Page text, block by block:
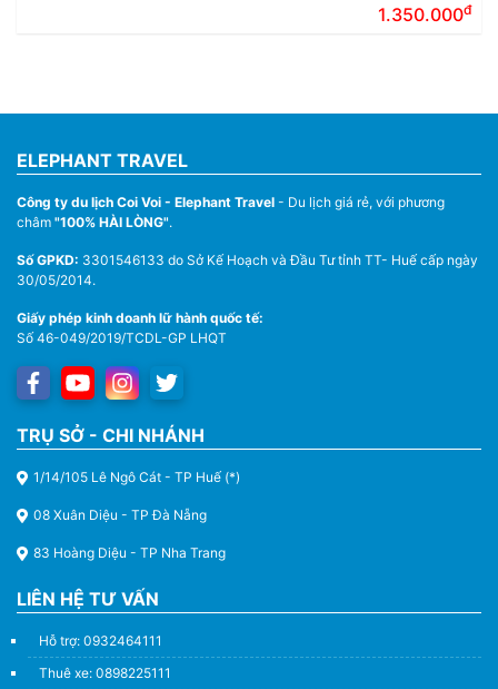
1.350.000đ
ELEPHANT TRAVEL
Công ty du lịch Coi Voi - Elephant Travel - Du lịch giá rẻ, với phương
châm "100% HÀI LÒNG".
Số GPKD: 3301546133 do Sở Kế Hoạch và Đầu Tư tỉnh TT- Huế cấp ngày
30/05/2014.
Giấy phép kinh doanh lữ hành quốc tế:
Số 46-049/2019/TCDL-GP LHQT
TRỤ SỞ - CHI NHÁNH
1/14/105 Lê Ngô Cát - TP Huế (*)
08 Xuân Diệu - TP Đà Nẵng
83 Hoàng Diệu - TP Nha Trang
LIÊN HỆ TƯ VẤN
Hỗ trợ: 0932464111
Thuê xe: 0898225111